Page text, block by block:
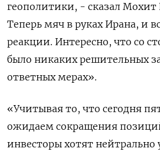
геополитики, - сказал Мохит
Теперь мяч в руках Ирана, и
реакции. Интересно, что со
было никаких решительных
ответных мерах».
«Учитывая то, что сегодня
ожидаем сокращения
инвесторы хотят нейтрально